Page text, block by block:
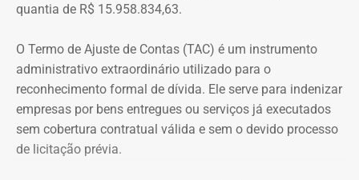
quatro valores, que somam R$ 13.112,09, sem
atualização monetária.
A Procuradoria cita ainda que o Tribunal concluiu que o
deputado participou da gestão desses recursos,
autorizando transferências para contas da prefeitura e
quantia de R$ 15.958.834,63.
O Termo de Ajuste de Contas (TAC) é um instrumento
administrativo extraordinário utilizado para o
reconhecimento formal de dívida. Ele serve para indenizar
empresas por bens entregues ou serviços já executados
sem cobertura contratual válida e sem o devido processo
de licitação prévia.